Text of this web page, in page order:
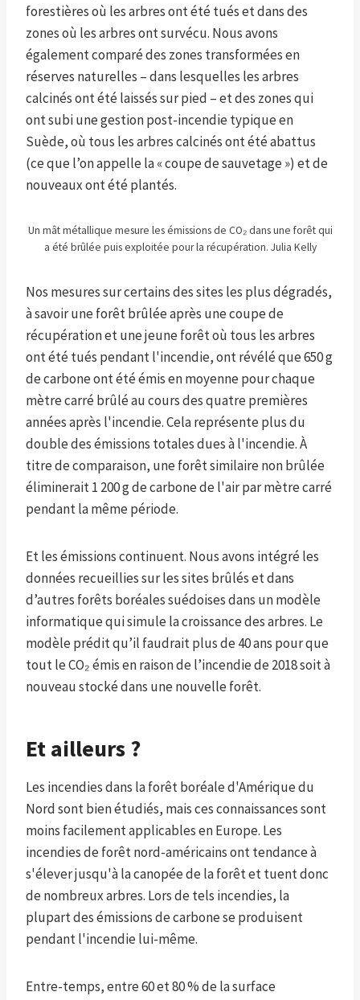
forestières où les arbres ont été tués et dans des
zones où les arbres ont survécu. Nous avons
également comparé des zones transformées en
réserves naturelles – dans lesquelles les arbres
calcinés ont été laissés sur pied – et des zones qui
ont subi une gestion post-incendie typique en
Suède, où tous les arbres calcinés ont été abattus
(ce que l’on appelle la « coupe de sauvetage ») et de
nouveaux ont été plantés.
Un mât métallique mesure les émissions de CO₂ dans une forêt qui
a été brûlée puis exploitée pour la récupération. Julia Kelly
Nos mesures sur certains des sites les plus dégradés,
à savoir une forêt brûlée après une coupe de
récupération et une jeune forêt où tous les arbres
ont été tués pendant l'incendie, ont révélé que 650 g
de carbone ont été émis en moyenne pour chaque
mètre carré brûlé au cours des quatre premières
années après l'incendie. Cela représente plus du
double des émissions totales dues à l'incendie. À
titre de comparaison, une forêt similaire non brûlée
éliminerait 1 200 g de carbone de l'air par mètre carré
pendant la même période.
Et les émissions continuent. Nous avons intégré les
données recueillies sur les sites brûlés et dans
d’autres forêts boréales suédoises dans un modèle
informatique qui simule la croissance des arbres. Le
modèle prédit qu’il faudrait plus de 40 ans pour que
tout le CO₂ émis en raison de l’incendie de 2018 soit à
nouveau stocké dans une nouvelle forêt.
Et ailleurs ?
Les incendies dans la forêt boréale d'Amérique du
Nord sont bien étudiés, mais ces connaissances sont
moins facilement applicables en Europe. Les
incendies de forêt nord-américains ont tendance à
s'élever jusqu'à la canopée de la forêt et tuent donc
de nombreux arbres. Lors de tels incendies, la
plupart des émissions de carbone se produisent
pendant l'incendie lui-même.
Entre-temps, entre 60 et 80 % de la surface